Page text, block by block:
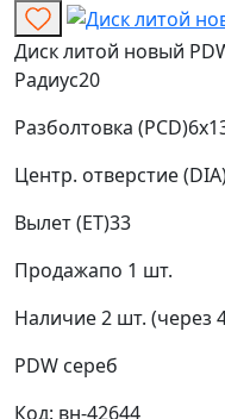
Диск литой новый
Радиус20
Разболтовка (PCD)
Центр. отверстие
Вылет (ET)33
Продажапо 1 шт.
Наличие2 шт. (через
PDW сереб
Код: вн-42644